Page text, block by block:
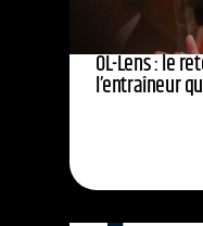
OL-Lens : le
l’entraîneur